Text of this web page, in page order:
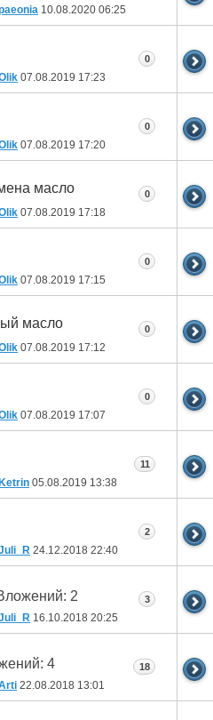
10.08.2020 06:25
07.08.2019 17:23
0
07.08.2019 17:20
0
масло
07.08.2019 17:18
0
07.08.2019 17:15
0
масло
07.08.2019 17:12
0
07.08.2019 17:07
0
Ketrin 05.08.2019 13:38
11
24.12.2018 22:40
2
16.10.2018 20:25
3
22.08.2018 13:01
18